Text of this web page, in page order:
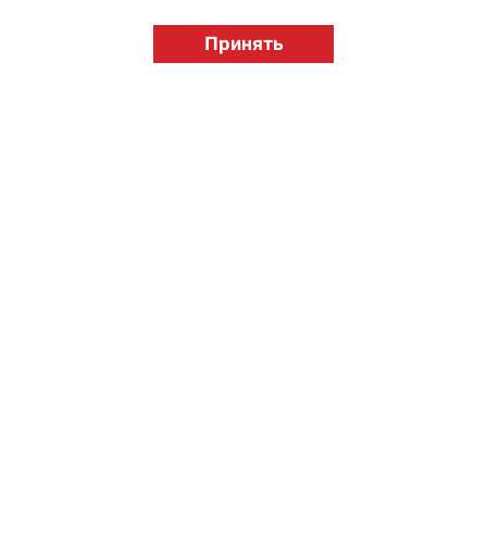
licensingrussia.ru, 2009-2026 12+
Принять